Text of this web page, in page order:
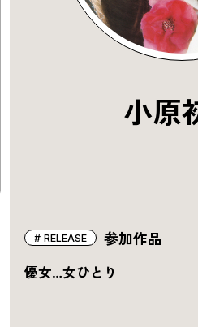
小原
参加作品
RELEASE
優女…女ひとり